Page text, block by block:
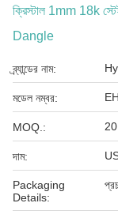
ক্রিস্টাল 1mm 18k
Dangle
ব্র্যান্ডের নাম:
মডেল নম্বর:
MOQ.:
দাম:
Packaging
Details: